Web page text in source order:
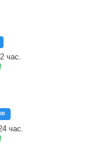
час.
час.